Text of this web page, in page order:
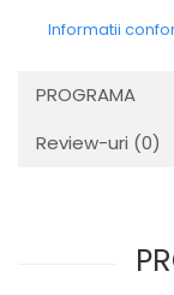
Informatii
PROGRAMA
Review-uri (0)